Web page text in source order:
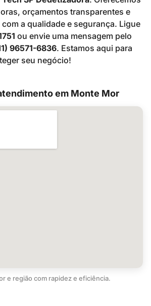
orçamentos transparentes e
a qualidade e segurança. Ligue
ou envie uma mensagem pelo
96571-6836. Estamos aqui para
seu negócio!
em Monte Mor
e região com rapidez e eficiência.